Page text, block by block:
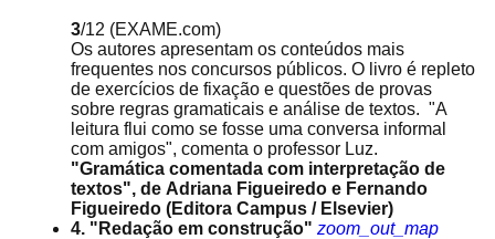
3/12 (EXAME.com)
Os autores apresentam os conteúdos mais
frequentes nos concursos públicos. O livro é repleto
de exercícios de fixação e questões de provas
sobre regras gramaticais e análise de textos. "A
leitura flui como se fosse uma conversa informal
com amigos", comenta o professor Luz.
"Gramática comentada com interpretação de
textos", de Adriana Figueiredo e Fernando
Figueiredo (Editora Campus / Elsevier)
4. "Redação em construção" zoom_out_map